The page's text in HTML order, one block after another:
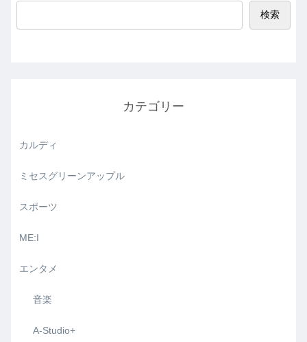
検索
カテゴリー
カルディ
ミセスグリーンアップル
スポーツ
ME:I
エンタメ
音楽
A-Studio+